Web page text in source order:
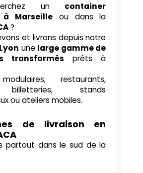
un container
à Marseille ou dans la
?
et livrons depuis notre
une large gamme de
transformés prêts à
restaurants,
billetteries, stands
ou ateliers mobiles.
de livraison en
partout dans le sud de la